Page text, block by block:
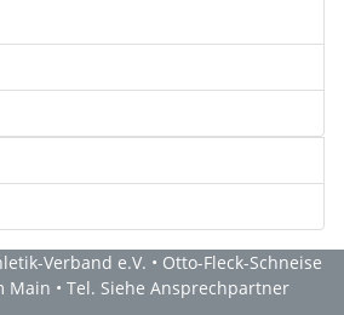
Verband e.V. • Otto-Fleck-Schneise
Main • Tel. Siehe Ansprechpartner